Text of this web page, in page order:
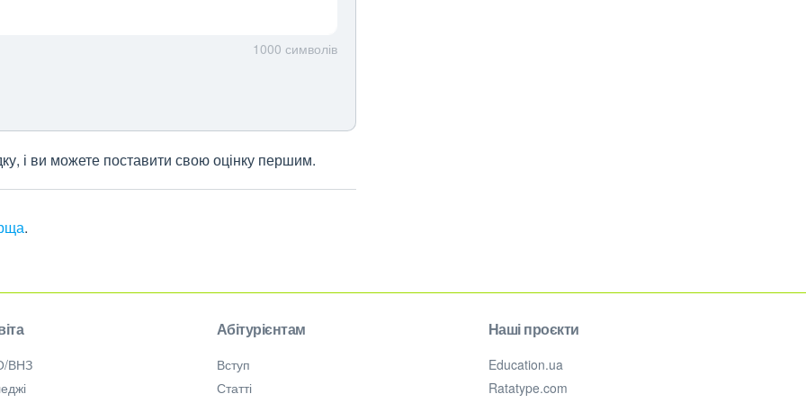
1000 символів
і ви можете поставити свою оцінку першим.
.
ВНЗ
Абітурієнтам
Вступ
Статті
Наші проєкти
Education.ua
Ratatype.com